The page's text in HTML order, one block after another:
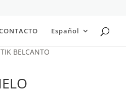
Español
BELCANTO